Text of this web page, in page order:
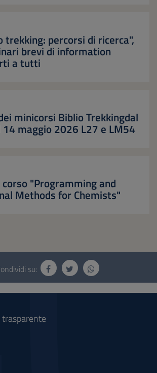
trekking: percorsi di ricerca",
brevi di information
a tutti
minicorsi Biblio Trekkingdal
maggio 2026 L27 e LM54
"Programming and
Methods for Chemists"
su: